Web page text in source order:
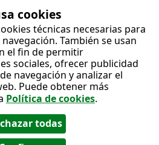
cookies
técnicas necesarias para
También se usan
el fin de permitir
sociales, ofrecer publicidad
navegación y analizar el
Puede obtener más
Política de cookies.